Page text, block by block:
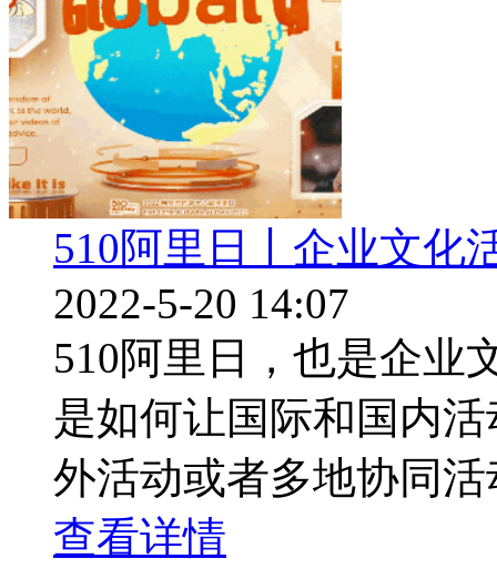
510阿里日丨企业文化
2022-5-20 14:07
510阿里日，也是企业
是如何让国际和国内
外活动或者多地协同
查看详情